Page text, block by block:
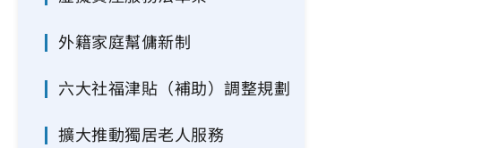
外籍家庭幫傭新制
六大社福津貼（補助）調整規劃
擴大推動獨居老人服務